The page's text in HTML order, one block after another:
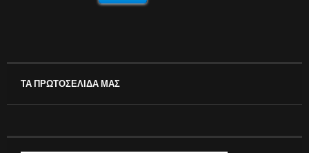
ΤΑ ΠΡΩΤΟΣΕΛΙΔΑ ΜΑΣ